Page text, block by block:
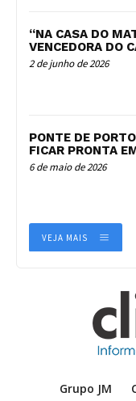
“NA CASA DO
VENCEDORA DO
2 de junho de 2026
PONTE DE
FICAR PRONTA
6 de maio de 2026
VEJA MAIS
Grupo JM